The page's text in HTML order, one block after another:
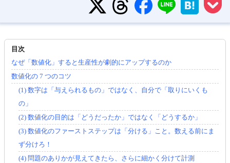
なぜ「数値化」すると生産性が劇的にアップするのか
数値化の 7 つのコツ
(1) 数字は「与えられるもの」ではなく、自分で「取りにいくも
の」
(2) 数値化の目的は「どうだったか」ではなく「どうするか」
(3) 数値化のファーストステップは「分ける」こと。数える前にま
ず分けろ！
(4) 問題のありかが見えてきたら、さらに細かく分けて計測